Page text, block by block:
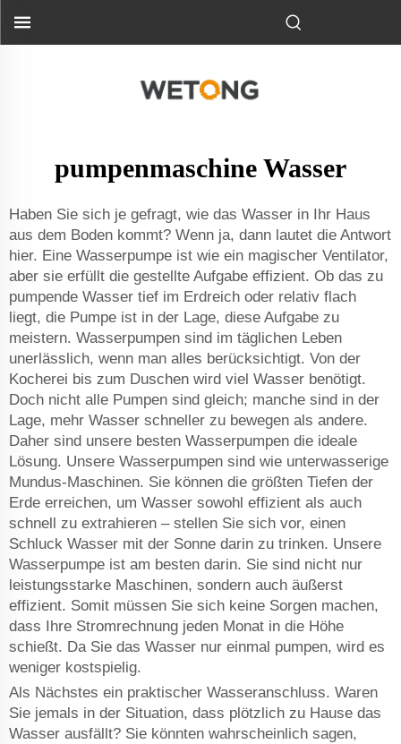
pumpenmaschine Wasser
Haben Sie sich je gefragt, wie das Wasser in Ihr Haus
aus dem Boden kommt? Wenn ja, dann lautet die Antwort
hier. Eine Wasserpumpe ist wie ein magischer Ventilator,
aber sie erfüllt die gestellte Aufgabe effizient. Ob das zu
pumpende Wasser tief im Erdreich oder relativ flach
liegt, die Pumpe ist in der Lage, diese Aufgabe zu
meistern. Wasserpumpen sind im täglichen Leben
unerlässlich, wenn man alles berücksichtigt. Von der
Kocherei bis zum Duschen wird viel Wasser benötigt.
Doch nicht alle Pumpen sind gleich; manche sind in der
Lage, mehr Wasser schneller zu bewegen als andere.
Daher sind unsere besten Wasserpumpen die ideale
Lösung. Unsere Wasserpumpen sind wie unterwasserige
Mundus-Maschinen. Sie können die größten Tiefen der
Erde erreichen, um Wasser sowohl effizient als auch
schnell zu extrahieren – stellen Sie sich vor, einen
Schluck Wasser mit der Sonne darin zu trinken. Unsere
Wasserpumpe ist am besten darin. Sie sind nicht nur
leistungsstarke Maschinen, sondern auch äußerst
effizient. Somit müssen Sie sich keine Sorgen machen,
dass Ihre Stromrechnung jeden Monat in die Höhe
schießt. Da Sie das Wasser nur einmal pumpen, wird es
weniger kostspielig.
Als Nächstes ein praktischer Wasseranschluss. Waren
Sie jemals in der Situation, dass plötzlich zu Hause das
Wasser ausfällt? Sie könnten wahrscheinlich sagen,